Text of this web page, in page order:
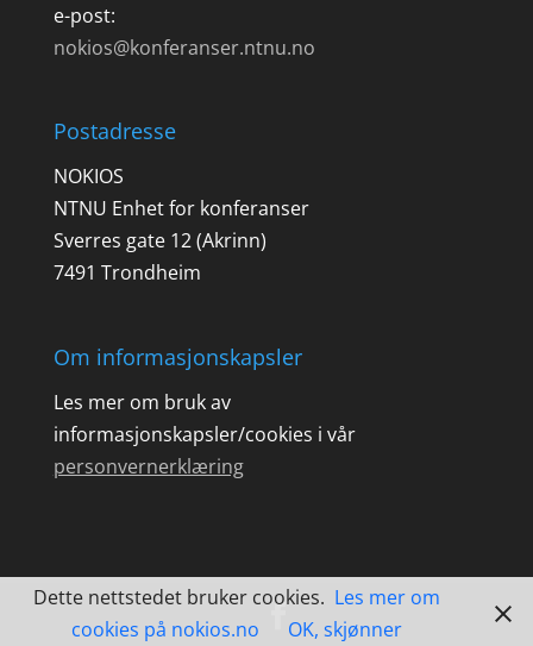
e-post:
nokios@konferanser.ntnu.no
Postadresse
NOKIOS
NTNU Enhet for konferanser
Sverres gate 12 (Akrinn)
7491 Trondheim
Om informasjonskapsler
Les mer om bruk av
informasjonskapsler/cookies i vår
personvernerklæring
Dette nettstedet bruker cookies. Les mer om
cookies på nokios.no
OK, skjønner